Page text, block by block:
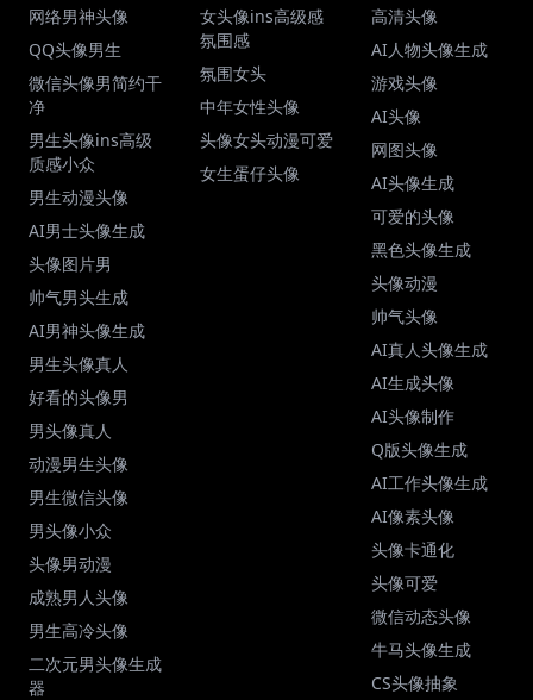
网络男神头像
QQ头像男生
微信头像男简约干
净
男生头像ins高级
质感小众
男生动漫头像
AI男士头像生成
头像图片男
帅气男头生成
AI男神头像生成
男生头像真人
好看的头像男
男头像真人
动漫男生头像
男生微信头像
男头像小众
头像男动漫
成熟男人头像
男生高冷头像
二次元男头像生成
器
女头像ins高级感
氛围感
氛围女头
中年女性头像
头像女头动漫可爱
女生蛋仔头像
高清头像
AI人物头像生成
游戏头像
AI头像
网图头像
AI头像生成
可爱的头像
黑色头像生成
头像动漫
帅气头像
AI真人头像生成
AI生成头像
AI头像制作
Q版头像生成
AI工作头像生成
AI像素头像
头像卡通化
头像可爱
微信动态头像
牛马头像生成
CS头像抽象